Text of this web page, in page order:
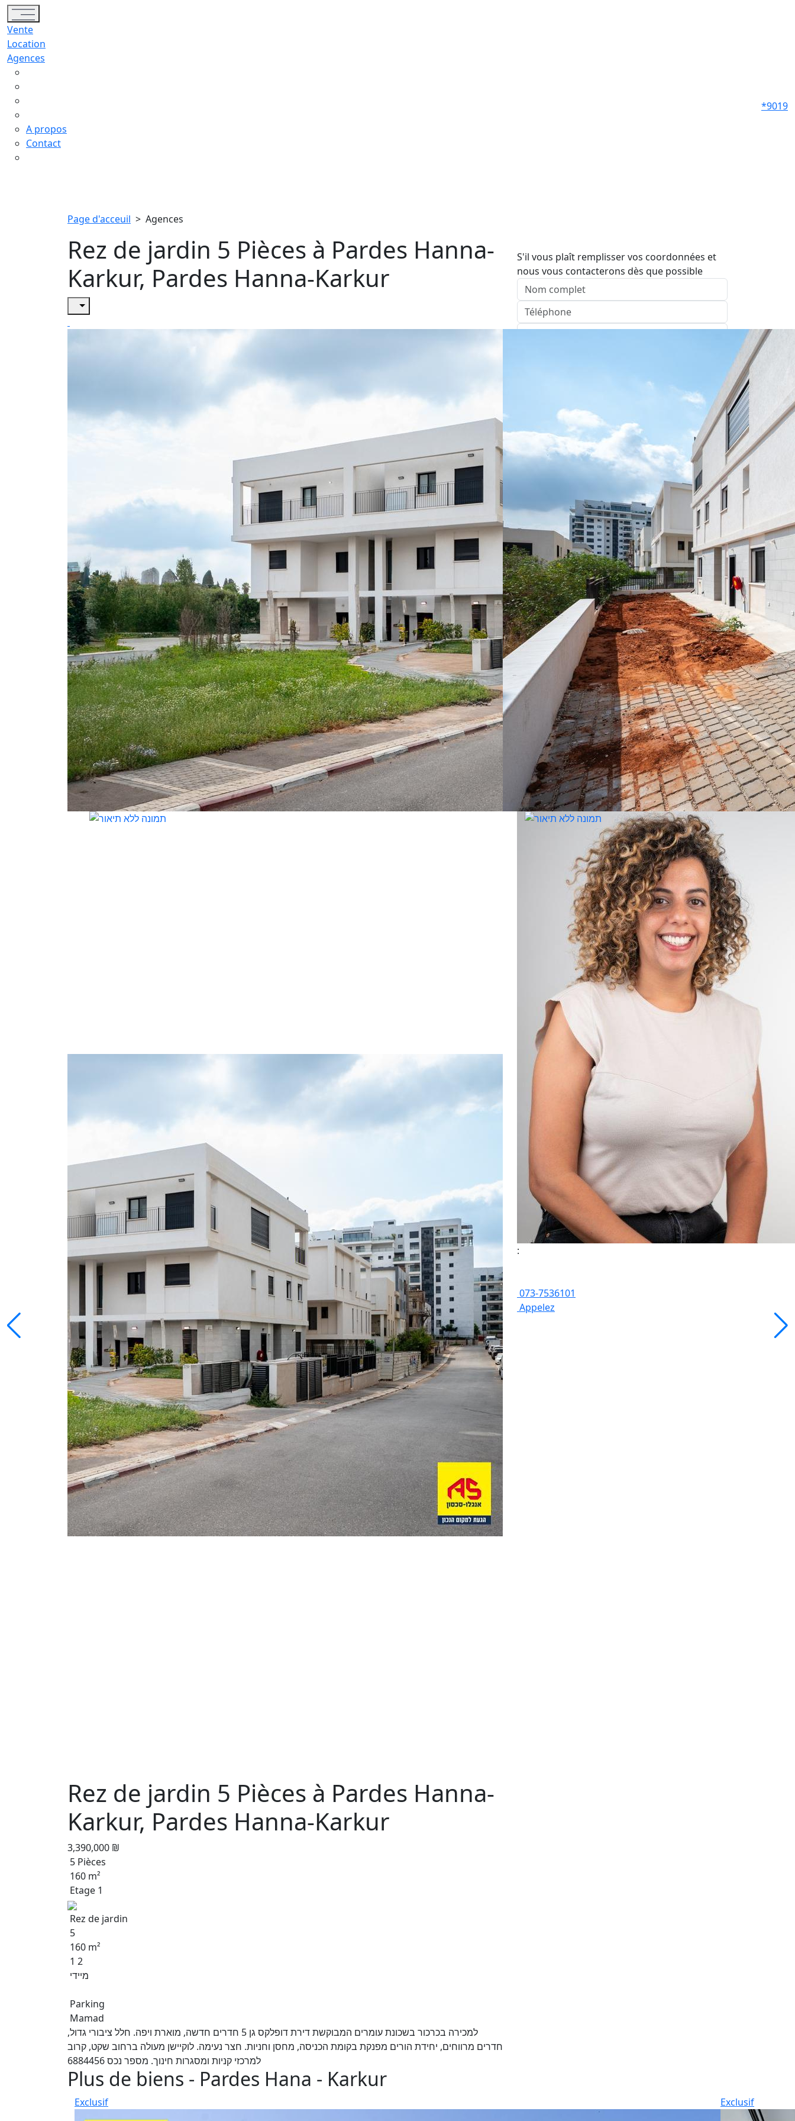
Toggle navigation
Vente
Location
Agences
A propos
Contact
*9019
Page d'acceuil > Agences
Rez de jardin 5 Pièces à Pardes Hanna-
Karkur, Pardes Hanna-Karkur
Rez de jardin 5 Pièces à Pardes Hanna-
Karkur, Pardes Hanna-Karkur
3,390,000 ₪
5 Pièces
160 m²
Etage 1
Rez de jardin
5
160 m²
1 2
מיידי
Parking
Mamad
למכירה בכרכור בשכונת עומרים המבוקשת דירת דופלקס גן 5 חדרים חדשה, מוארת ויפה. חלל ציבורי גדול,
חדרים מרווחים, יחידת הורים מפנקת בקומת הכניסה, מחסן וחניות. חצר נעימה. לוקיישן מעולה ברחוב שקט, קרוב
למרכזי קניות ומסגרות חינוך. מספר נכס 6884456
S'il vous plaît remplisser vos coordonnées et
nous vous contacterons dès que possible
Tomer hofman
073-7026130
Appelez
:
073-7536101
Appelez
Plus de biens - Pardes Hana - Karkur
Exclusif Exclusif